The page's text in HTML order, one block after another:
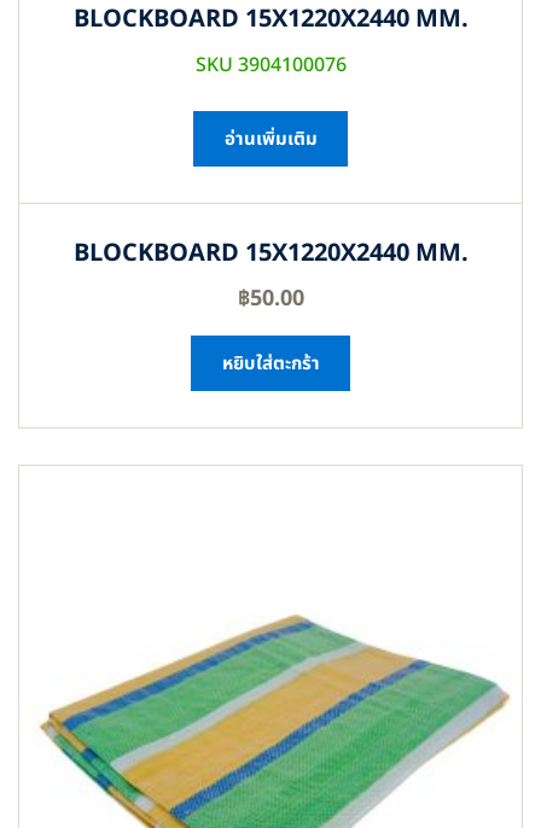
BLOCKBOARD 15X1220X2440 MM.
SKU 3904100076
อ่านเพิ่มเติม
BLOCKBOARD 15X1220X2440 MM.
฿50.00
หยิบใส่ตะกร้า